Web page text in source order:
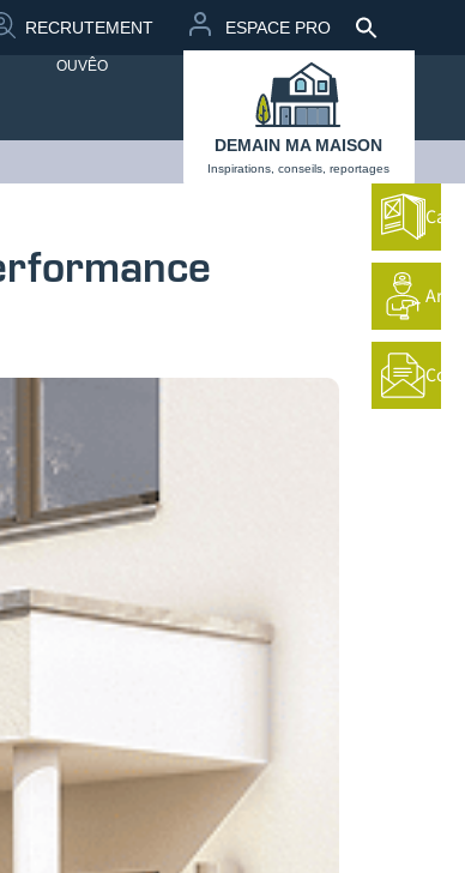
RECRUTEMENT ESPACE PRO
Search
OUVÊO
DEMAIN MA MAISON
Inspirations, conseils, reportages